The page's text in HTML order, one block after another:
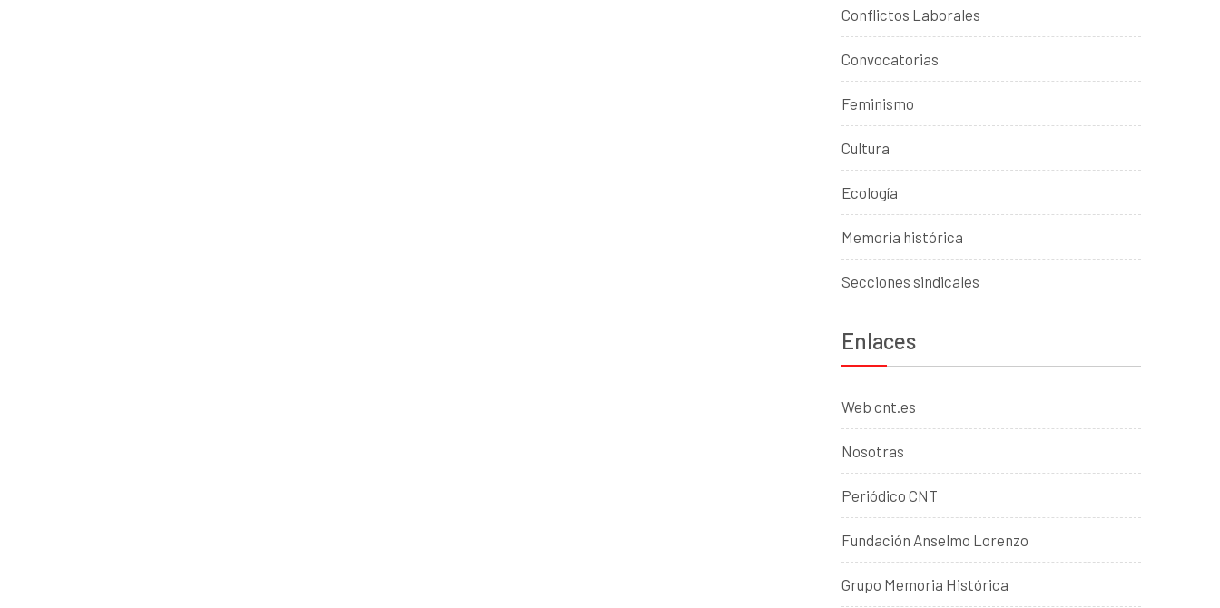
Conflictos Laborales
Convocatorias
Feminismo
Cultura
Ecología
Memoria histórica
Secciones sindicales
Enlaces
Web cnt.es
Nosotras
Periódico CNT
Fundación Anselmo Lorenzo
Grupo Memoria Histórica